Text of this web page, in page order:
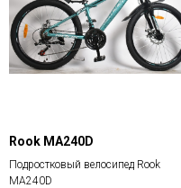
Rook MA240D
Подростковый велосипед Rook
MA240D